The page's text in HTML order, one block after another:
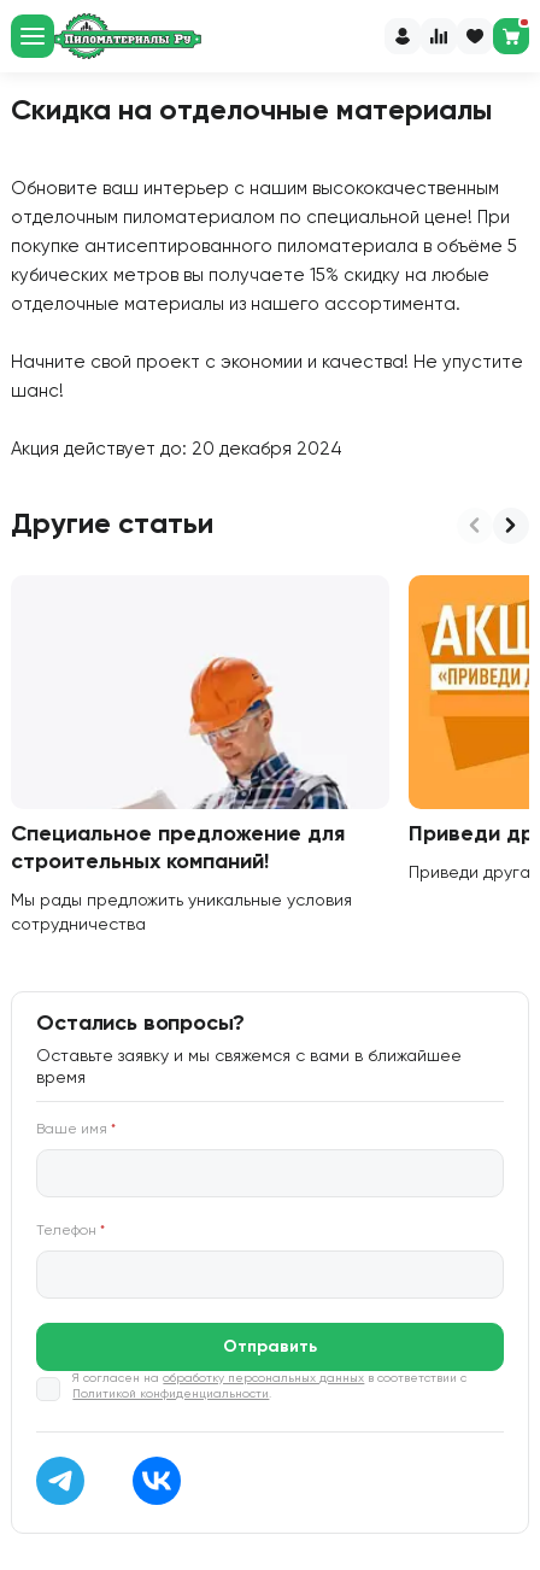
Скидка на отделочные материалы
Обновите ваш интерьер с нашим высококачественным
отделочным пиломатериалом по специальной цене! При
покупке антисептированного пиломатериала в объёме 5
кубических метров вы получаете 15% скидку на любые
отделочные материалы из нашего ассортимента.
Начните свой проект с экономии и качества! Не упустите
шанс!
Акция действует до: 20 декабря 2024
Другие статьи
Специальное предложение для
строительных компаний!
Мы рады предложить уникальные условия
сотрудничества
Приведи
Приведи
Остались вопросы?
Оставьте заявку и мы свяжемся с вами в ближайшее
время
Ваше имя*
Телефон*
Отправить
Я согласен наобработку персональных данных в соответствии с
Политикой конфиденциальности .